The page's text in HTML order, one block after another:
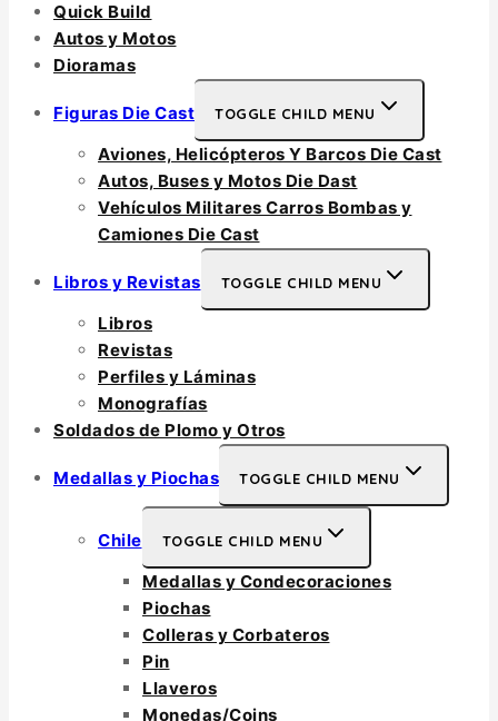
Quick Build
Autos y Motos
Dioramas
Figuras Die Cast TOGGLE CHILD MENU
Aviones, Helicópteros Y Barcos Die Cast
Autos, Buses y Motos Die Dast
Vehículos Militares Carros Bombas y
Camiones Die Cast
Libros y Revistas TOGGLE CHILD MENU
Libros
Revistas
Perfiles y Láminas
Monografías
Soldados de Plomo y Otros
Medallas y Piochas TOGGLE CHILD MENU
Chile TOGGLE CHILD MENU
Medallas y Condecoraciones
Piochas
Colleras y Corbateros
Pin
Llaveros
Monedas/Coins